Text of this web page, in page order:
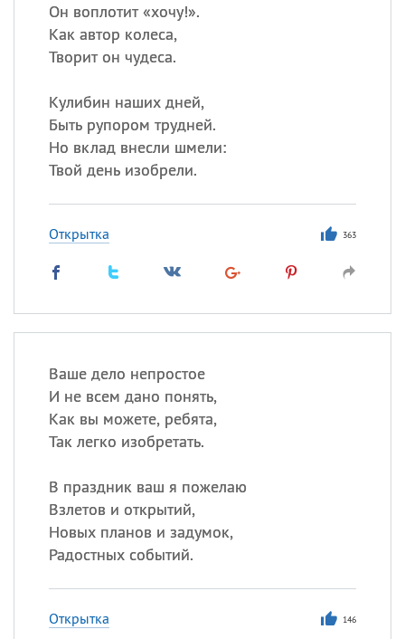
Он воплотит «хочу!».
Как автор колеса,
Творит он чудеса.
Кулибин наших дней,
Быть рупором трудней.
Но вклад внесли шмели:
Твой день изобрели.
Открытка 363
Ваше дело непростое
И не всем дано понять,
Как вы можете, ребята,
Так легко изобретать.
В праздник ваш я пожелаю
Взлетов и открытий,
Новых планов и задумок,
Радостных событий.
Открытка 146